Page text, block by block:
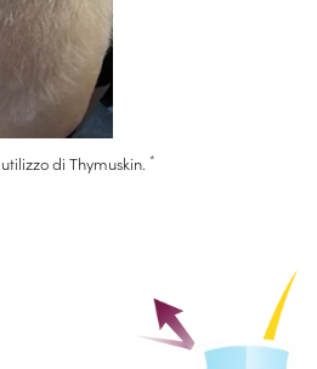
di Thymuskin. *